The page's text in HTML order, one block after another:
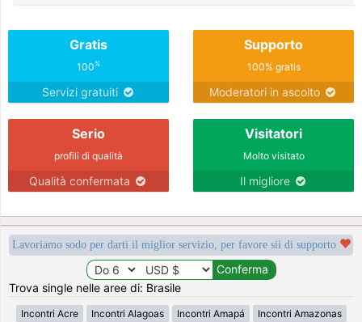
Gratis
100%
Servizi gratuiti
Supporto
100% gratis
Moderatori in ascolto
Serio
profili di qualità
Qualità confermata
Visitatori
Molto visitato
Il migliore
Lavoriamo sodo per darti il miglior servizio, per favore sii di supporto
Trova single nelle aree di: Brasile
Incontri Acre Incontri Alagoas Incontri Amapá Incontri Amazonas